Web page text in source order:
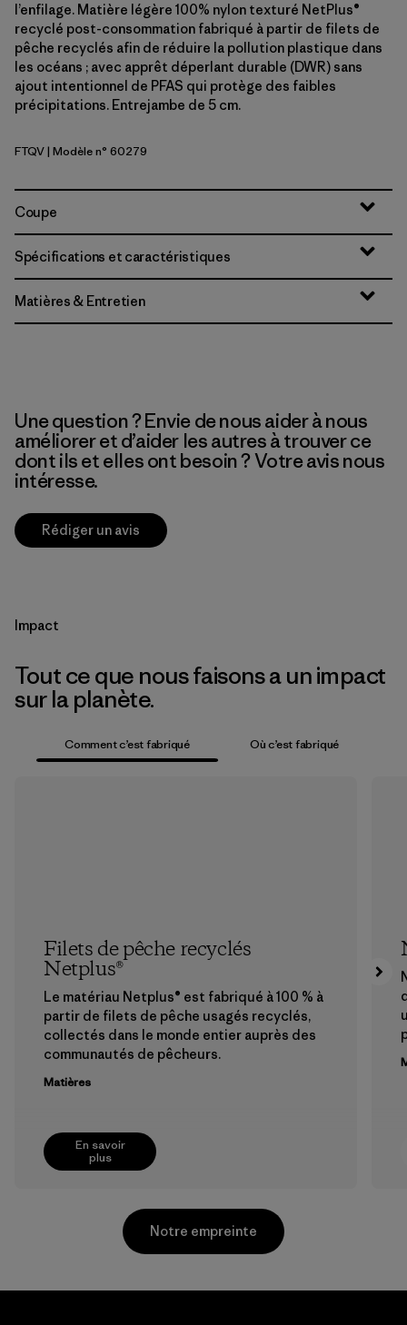
l’enfilage. Matière légère 100% nylon texturé NetPlus®
recyclé post-consommation fabriqué à partir de filets de
pêche recyclés afin de réduire la pollution plastique dans
les océans ; avec apprêt déperlant durable (DWR) sans
ajout intentionnel de PFAS qui protège des faibles
précipitations. Entrejambe de 5 cm.
Fruity Times: Quiet Violet
FTQV| Modèle n° 60279
Coupe
Spécifications et caractéristiques
Matières & Entretien
Une question ? Envie de nous aider à nous
améliorer et d’aider les autres à trouver ce
dont ils et elles ont besoin ? Votre avis nous
intéresse.
Rédiger un avis
Impact
Tout ce que nous faisons a un impact
sur la planète.
Comment c’est fabriqué Où c’est fabriqué
En savoir
plus
Filets de pêche recyclés
Netplus®
Le matériau Netplus® est fabriqué à 100 % à
partir de filets de pêche usagés recyclés,
collectés dans le monde entier auprès des
communautés de pêcheurs.
Matières
Notre empreinte